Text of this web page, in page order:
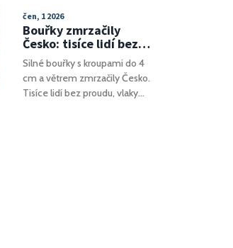
regionu.
že Petrouš vybíral peníze za
zajištění pronájmu a
pozdějšího odkupu luxusních
bytů, a přitom používal
falešné dokumenty. TCP se
brání trestním oznámením,
čen, 1 2026
Bouřky zmrzačily
Česko: tisíce lidí bez
proudu, kroupy jako
vejce
Silné bouřky s kroupami do 4
cm a větrem zmrzačily Česko.
Tisíce lidí bez proudu, vlaky